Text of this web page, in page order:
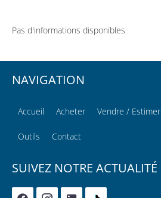
Pas d'informations disponibles
NAVIGATION
Accueil Acheter Vendre / Estimer
Outils Contact
SUIVEZ NOTRE ACTUALITÉ